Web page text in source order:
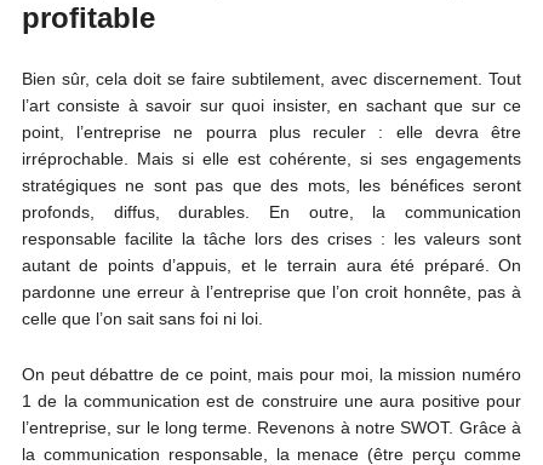
profitable
Bien sûr, cela doit se faire subtilement, avec discernement. Tout
l’art consiste à savoir sur quoi insister, en sachant que sur ce
point, l’entreprise ne pourra plus reculer : elle devra être
irréprochable. Mais si elle est cohérente, si ses engagements
stratégiques ne sont pas que des mots, les bénéfices seront
profonds, diffus, durables. En outre, la communication
responsable facilite la tâche lors des crises : les valeurs sont
autant de points d’appuis, et le terrain aura été préparé. On
pardonne une erreur à l’entreprise que l’on croit honnête, pas à
celle que l’on sait sans foi ni loi.
On peut débattre de ce point, mais pour moi, la mission numéro
1 de la communication est de construire une aura positive pour
l’entreprise, sur le long terme. Revenons à notre SWOT. Grâce à
la communication responsable, la menace (être perçu comme